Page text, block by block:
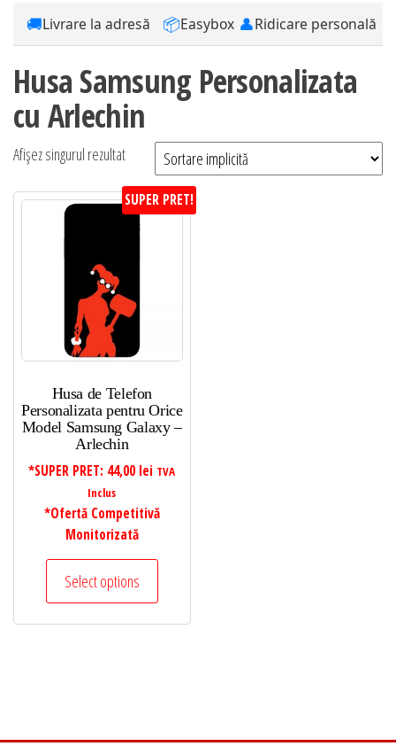
🚚Livrare la adresă 📦Easybox 👤Ridicare personală
Husa Samsung Personalizata
cu Arlechin
Afișez singurul rezultat
SUPER PRET!
Husa de Telefon
Personalizata pentru Orice
Model Samsung Galaxy –
Arlechin
*SUPER PRET: 44,00 lei TVA
Inclus
*Ofertă Competitivă
Monitorizată
Select options